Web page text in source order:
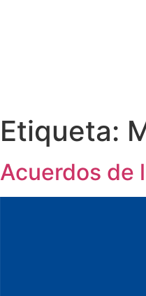
Etiqueta:
Acuerdos de